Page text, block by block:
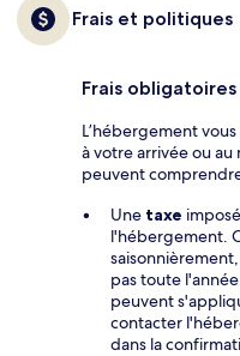
Frais et politiques
Frais obligatoires
L’hébergement
à votre arrivée ou
peuvent
Une taxe
l'hébergement.
pas toute
peuvent
contacter
dans la